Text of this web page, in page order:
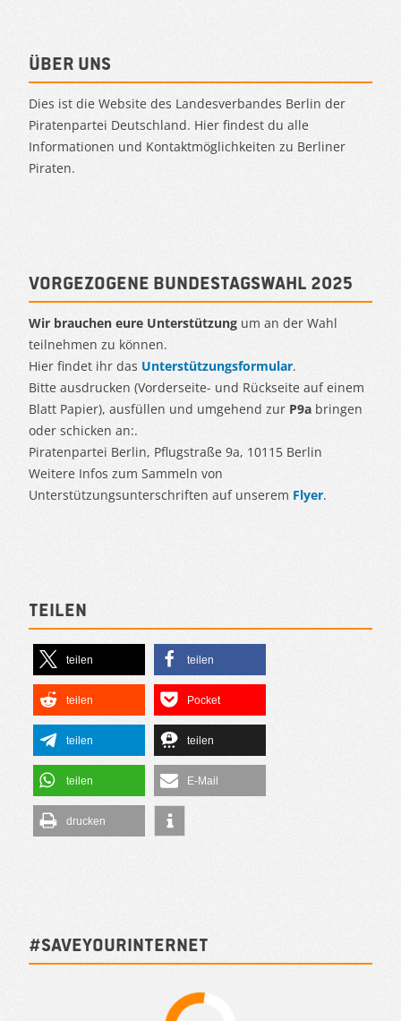
Über uns
Dies ist die Website des Landesverbandes Berlin der
Piratenpartei Deutschland. Hier findest du alle
Informationen und Kontaktmöglichkeiten zu Berliner
Piraten.
Vorgezogene Bundestagswahl 2025
Wir brauchen eure Unterstützung um an der Wahl
teilnehmen zu können.
Hier findet ihr das Unterstützungsformular.
Bitte ausdrucken (Vorderseite- und Rückseite auf einem
Blatt Papier), ausfüllen und umgehend zur P9a bringen
oder schicken an:.
Piratenpartei Berlin, Pflugstraße 9a, 10115 Berlin
Weitere Infos zum Sammeln von
Unterstützungsunterschriften auf unserem Flyer.
Teilen
teilen teilen
teilen Pocket
teilen teilen
teilen E-Mail
drucken
#SAVEYOURINTERNET